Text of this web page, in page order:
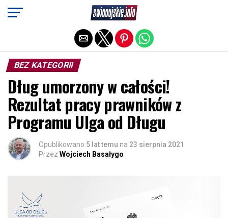
BEZ KATEGORII
Dług umorzony w całości!
Rezultat pracy prawników z
Programu Ulga od Długu
Opublikowano 5 lat temu na 23 sierpnia 2021
Przez Wojciech Basałygo
Exit mobile version